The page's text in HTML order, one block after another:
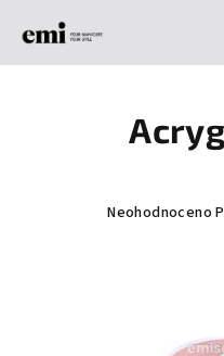
Průměrné
Neohodnoceno